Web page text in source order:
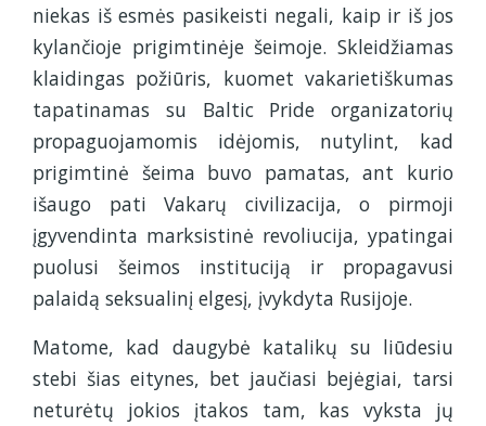
niekas iš esmės pasikeisti negali, kaip ir iš jos
kylančioje prigimtinėje šeimoje. Skleidžiamas
klaidingas požiūris, kuomet vakarietiškumas
tapatinamas su Baltic Pride organizatorių
propaguojamomis idėjomis, nutylint, kad
prigimtinė šeima buvo pamatas, ant kurio
išaugo pati Vakarų civilizacija, o pirmoji
įgyvendinta marksistinė revoliucija, ypatingai
puolusi šeimos instituciją ir propagavusi
palaidą seksualinį elgesį, įvykdyta Rusijoje.
Matome, kad daugybė katalikų su liūdesiu
stebi šias eitynes, bet jaučiasi bejėgiai, tarsi
neturėtų jokios įtakos tam, kas vyksta jų